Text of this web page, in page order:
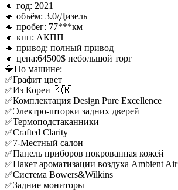
🔸️ год: 2021
🔸️ объём: 3.0/Дизель
🔸️ пробег: 77***км
🔸️ кпп: АКПП
🔸️ привод: полный привод
🔸️ цена:64500$ небольшой торг
🔷По машине:
✅Графит цвет
✅Из Кореи 🇰🇷
✅Комплектация Design Pure Excellence
✅Электро-шторки задних дверей
✅Термоподстаканники
✅Crafted Clarity
✅7-Местный салон
✅Панель приборов покрованная кожей
✅Пакет ароматизации воздуха Ambient Air
✅Система Bowers&Wilkins
✅Задние мониторы